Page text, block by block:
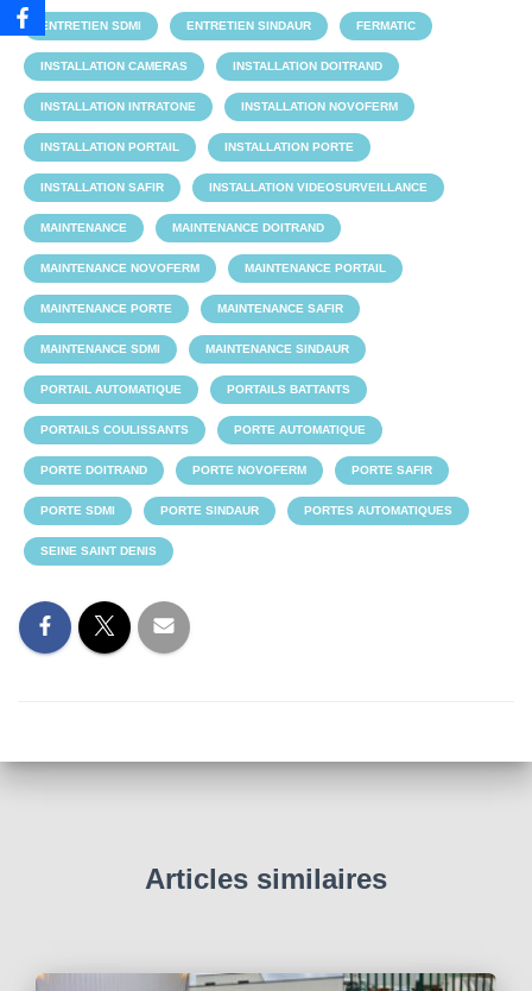
ENTRETIEN SDMI ENTRETIEN SINDAUR FERMATIC
INSTALLATION CAMERAS INSTALLATION DOITRAND
INSTALLATION INTRATONE INSTALLATION NOVOFERM
INSTALLATION PORTAIL INSTALLATION PORTE
INSTALLATION SAFIR INSTALLATION VIDEOSURVEILLANCE
MAINTENANCE MAINTENANCE DOITRAND
MAINTENANCE NOVOFERM MAINTENANCE PORTAIL
MAINTENANCE PORTE MAINTENANCE SAFIR
MAINTENANCE SDMI MAINTENANCE SINDAUR
PORTAIL AUTOMATIQUE PORTAILS BATTANTS
PORTAILS COULISSANTS PORTE AUTOMATIQUE
PORTE DOITRAND PORTE NOVOFERM PORTE SAFIR
PORTE SDMI PORTE SINDAUR PORTES AUTOMATIQUES
SEINE SAINT DENIS
Articles similaires